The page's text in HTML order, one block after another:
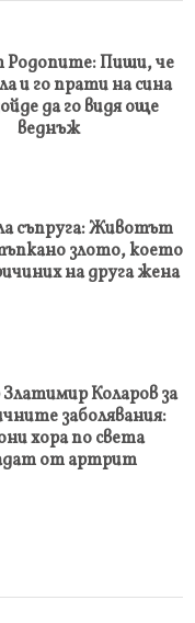
Родопите: Пиши, че
и го прати на сина
да го видя още
веднъж
съпруга: Животът
злото, което
на друга жена
Коларов за
заболявания:
хора по света
от артрит